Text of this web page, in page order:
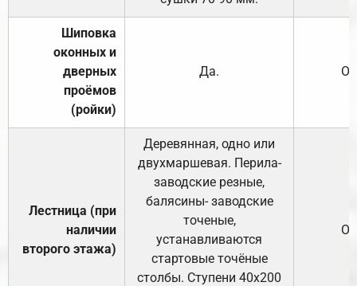
Шиповка
оконных и
дверных
проёмов
(ройки)
Да.
Лестница (при
наличии
второго этажа)
Деревянная, одно или
двухмаршевая. Перила-
заводские резные,
балясины- заводские
точеные,
устанавливаются
стартовые точёные
столбы. Ступени 40х200